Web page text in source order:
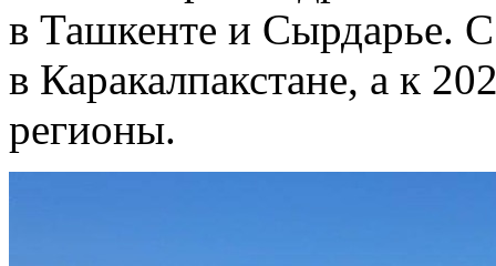
в Ташкенте и Сырдарье. С
в Каракалпакстане, а к
регионы.